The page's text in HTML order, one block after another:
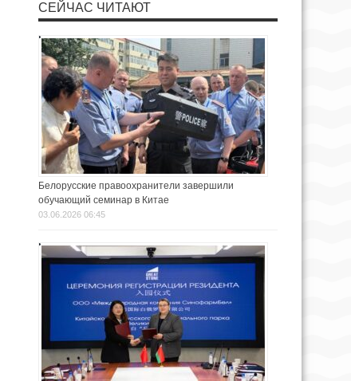
СЕЙЧАС ЧИТАЮТ
Белорусские правоохранители завершили
обучающий семинар в Китае
03.06.2026 06:45